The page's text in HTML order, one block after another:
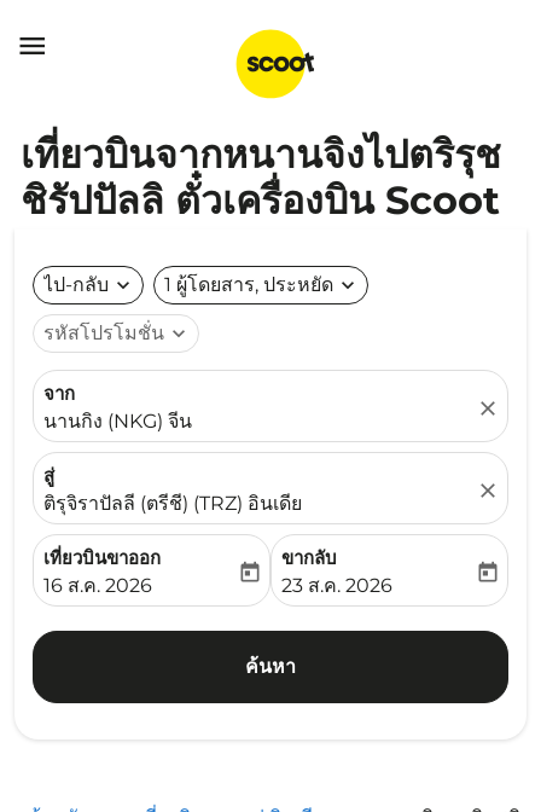

เที่ยวบินจากหนานจิงไปตริรุช
ชิรัปปัลลิ ตั๋วเครื่องบิน Scoot
ไป-กลับ expand_more 1 ผู้โดยสาร, ประหยัด expand_more
รหัสโปรโมชั่น expand_more
จาก
นานกิง (NKG) จีน
close
สู่
ติรุจิราปัลลี (ตรีชี) (TRZ) อินเดีย
close
เที่ยวบินขาออก
fc-booking-departure-date-aria-label
16 ส.ค. 2026
today
ขากลับ
fc-booking-return-date-
23 ส.ค. 2026
today
ค้นหา